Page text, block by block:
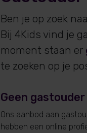
Ben je op zoek
Bij 4Kids vind je
moment staan er
te zoeken op je
Geen
Ons aanbod aan
hebben een online